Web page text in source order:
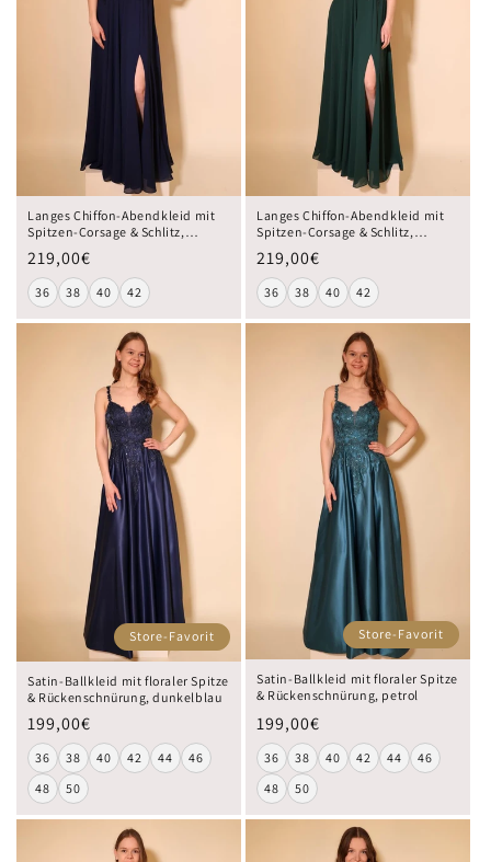
Langes Chiffon-Abendkleid mit
Spitzen-Corsage & Schlitz,
219,00€
36 38 40 42
Langes Chiffon-Abendkleid mit
Spitzen-Corsage & Schlitz,
219,00€
36 38 40 42
Store-Favorit
Satin-Ballkleid mit floraler Spitze
& Rückenschnürung, dunkelblau
199,00€
36 38 40 42 44
46
48
50
Store-Favorit
Satin-Ballkleid mit floraler Spitze
& Rückenschnürung, petrol
199,00€
36 38 40 42 44
46
48
50